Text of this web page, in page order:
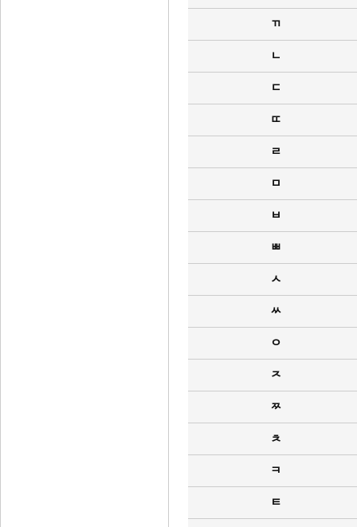
ㄲ
ㄴ
ㄷ
ㄸ
ㄹ
ㅁ
ㅂ
ㅃ
ㅅ
ㅆ
ㅇ
ㅈ
ㅉ
ㅊ
ㅋ
ㅌ